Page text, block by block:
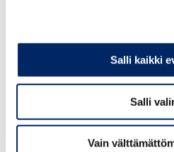
Salli kaikki
Salli
Vain
25.06.2026 / JULKAISUT
Kilpailukyky ja kasvu Euroopassa